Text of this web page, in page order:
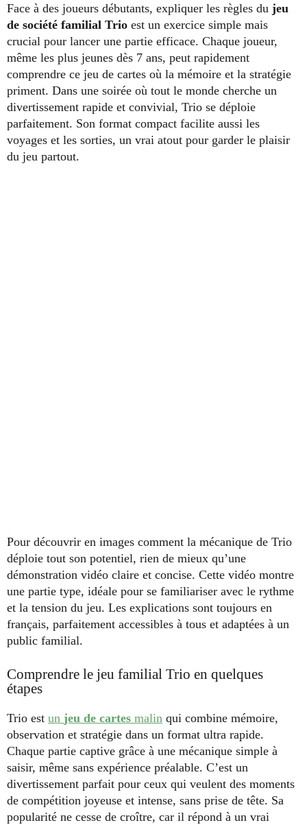
Face à des joueurs débutants, expliquer les règles du jeu
de société familial Trio est un exercice simple mais
crucial pour lancer une partie efficace. Chaque joueur,
même les plus jeunes dès 7 ans, peut rapidement
comprendre ce jeu de cartes où la mémoire et la stratégie
priment. Dans une soirée où tout le monde cherche un
divertissement rapide et convivial, Trio se déploie
parfaitement. Son format compact facilite aussi les
voyages et les sorties, un vrai atout pour garder le plaisir
du jeu partout.
Pour découvrir en images comment la mécanique de Trio
déploie tout son potentiel, rien de mieux qu’une
démonstration vidéo claire et concise. Cette vidéo montre
une partie type, idéale pour se familiariser avec le rythme
et la tension du jeu. Les explications sont toujours en
français, parfaitement accessibles à tous et adaptées à un
public familial.
Comprendre le jeu familial Trio en quelques
étapes
Trio est un jeu de cartes malin qui combine mémoire,
observation et stratégie dans un format ultra rapide.
Chaque partie captive grâce à une mécanique simple à
saisir, même sans expérience préalable. C’est un
divertissement parfait pour ceux qui veulent des moments
de compétition joyeuse et intense, sans prise de tête. Sa
popularité ne cesse de croître, car il répond à un vrai